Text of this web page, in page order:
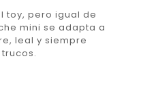
toy, pero igual de
mini se adapta a
leal y siempre